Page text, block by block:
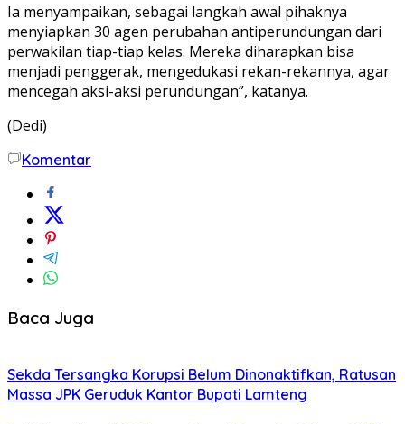
Ia menyampaikan, sebagai langkah awal pihaknya
menyiapkan 30 agen perubahan antiperundungan dari
perwakilan tiap-tiap kelas. Mereka diharapkan bisa
menjadi penggerak, mengedukasi rekan-rekannya, agar
mencegah aksi-aksi perundungan”, katanya.
(Dedi)
Komentar
Baca Juga
Sekda Tersangka Korupsi Belum Dinonaktifkan, Ratusan
Massa JPK Geruduk Kantor Bupati Lamteng